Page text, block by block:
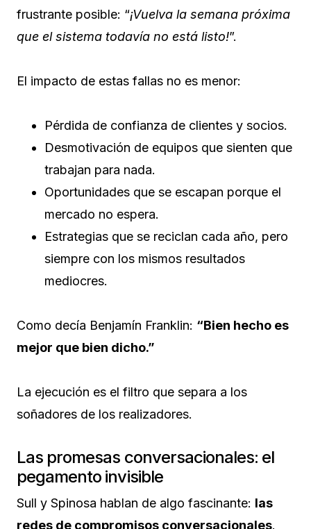
frustrante posible: “¡Vuelva la semana próxima
que el sistema todavía no está listo!”.
El impacto de estas fallas no es menor:
Pérdida de confianza de clientes y socios.
Desmotivación de equipos que sienten que
trabajan para nada.
Oportunidades que se escapan porque el
mercado no espera.
Estrategias que se reciclan cada año, pero
siempre con los mismos resultados
mediocres.
Como decía Benjamín Franklin: “Bien hecho es
mejor que bien dicho.”
La ejecución es el filtro que separa a los
soñadores de los realizadores.
Las promesas conversacionales: el
pegamento invisible
Sull y Spinosa hablan de algo fascinante: las
redes de compromisos conversacionales.